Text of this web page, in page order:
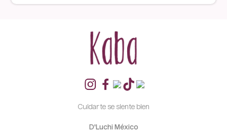
Cuidarte se siente bien
D'Luchi México